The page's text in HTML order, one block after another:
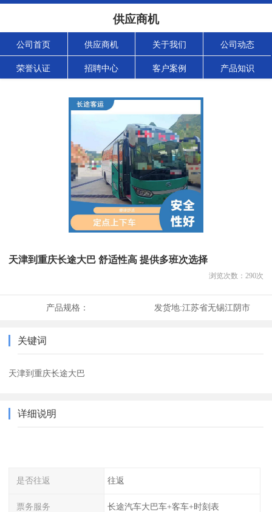
供应商机
公司首页 供应商机 关于我们 公司动态
荣誉认证 招聘中心 客户案例 产品知识
天津到重庆长途大巴 舒适性高 提供多班次选择
浏览次数： 290次
产品规格： 发货地:江苏省无锡江阴市
关键词
天津到重庆长途大巴
详细说明
是否往返 往返
票务服务 长途汽车大巴车+客车+时刻表